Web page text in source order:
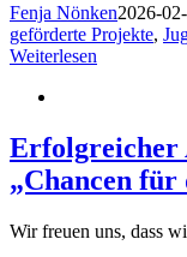
Fenja Nönken2026-
geförderte Projekte,
Weiterlesen
Erfolgreicher
„Chancen
Wir freuen uns, dass